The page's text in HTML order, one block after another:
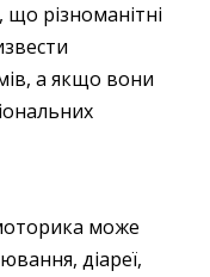
різноманітні
а якщо вони
може
діареї,